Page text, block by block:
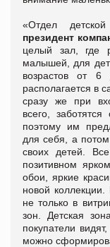
«Отдел
президент
целый зал, где
малышей, для
возрастов от
располагается в
сразу же при
всего,
поэтому им
для себя, а
своих детей.
позитивном
обои, яркие
новой
не только в
зон. Детская
покупатели
можно